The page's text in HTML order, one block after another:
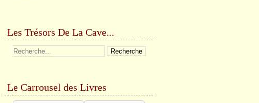
Les Trésors De La Cave...
Le Carrousel des Livres